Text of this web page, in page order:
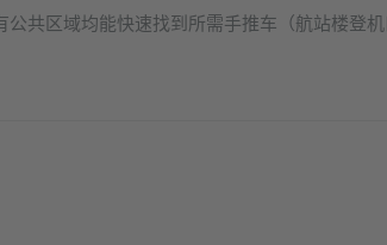
共区域均能快速找到所需手推车（航站楼登机